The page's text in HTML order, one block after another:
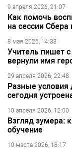
9 апреля 2026, 21:07
Как помочь
на сессии
8 мая 2026, 14:33
Учитель пишет
вернули имя
29 апреля 2026, 22:48
Разные условия
сегодня
10 апреля 2026, 12:00
Взгляд зумера:
обучение
10 марта 2026, 18:17